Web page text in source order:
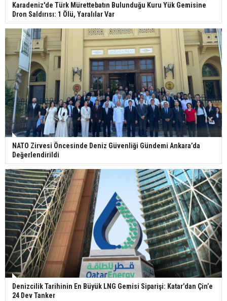
Karadeniz'de Türk Mürettebatın Bulunduğu Kuru Yük Gemisine
Dron Saldırısı: 1 Ölü, Yaralılar Var
NATO Zirvesi Öncesinde Deniz Güvenliği Gündemi Ankara’da
Değerlendirildi
Denizcilik Tarihinin En Büyük LNG Gemisi Siparişi: Katar’dan Çin’e
24 Dev Tanker